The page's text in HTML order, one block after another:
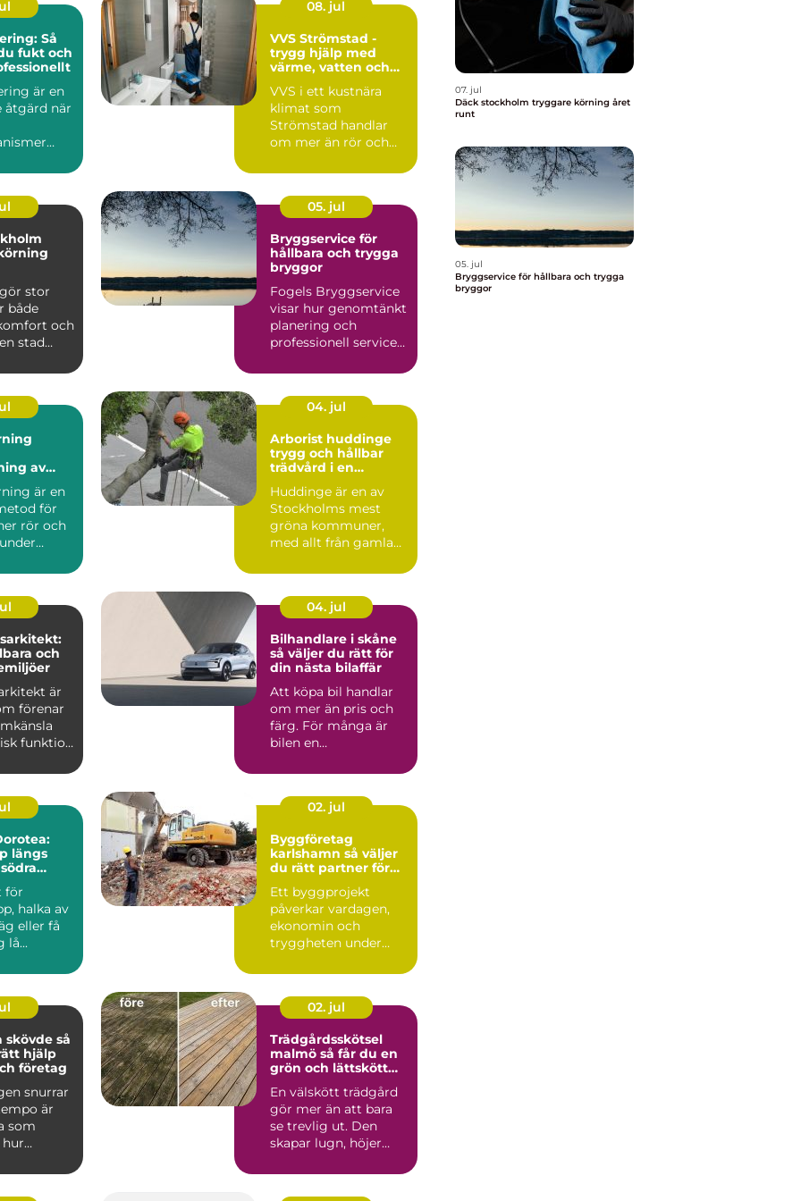
Så
fukt och
är en
åtgärd när
08. jul
VVS Strömstad -
trygg hjälp med
värme, vatten och
VVS i ett kustnära
klimat som
Strömstad handlar
om mer än rör och
stor
både
och
stad
05. jul
Bryggservice för
hållbara och trygga
bryggor
Fogels Bryggservice
visar hur genomtänkt
planering och
professionell service
av
är en
för
rör och
04. jul
Arborist huddinge
trygg och hållbar
trädvård i en
Huddinge är en av
Stockholms mest
gröna kommuner,
med allt från gamla
naturtomter till...
och
är
förenar
funktion
04. jul
Bilhandlare i skåne
så väljer du rätt för
din nästa bilaffär
Att köpa bil handlar
om mer än pris och
färg. För många är
bilen en
ska fungera v...
längs
för
halka av
eller få
lå...
02. jul
Byggföretag
karlshamn så väljer
du rätt partner för
Ett byggprojekt
påverkar vardagen,
ekonomin och
tryggheten under
Därför spelar vale...
så
hjälp
företag
snurrar
är
som
02. jul
Trädgårdsskötsel
malmö så får du en
grön och lättskött
En välskött trädgård
gör mer än att bara
se trevlig ut. Den
skapar lugn, höjer
oc...
07. jul
Däck stockholm tryggare körning året
runt
05. jul
Bryggservice för hållbara och trygga
bryggor